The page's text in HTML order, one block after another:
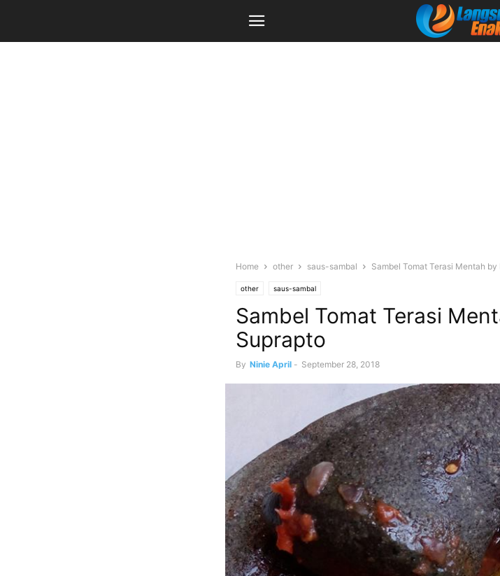
Home other saus-sambal Sambel Tomat Terasi Mentah
other saus-sambal
Sambel Tomat Terasi
Suprapto
By Ninie April - September 28, 2018